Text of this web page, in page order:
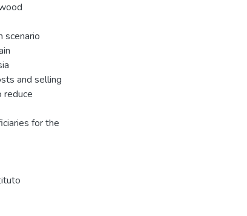
scenario
and selling
reduce
for the